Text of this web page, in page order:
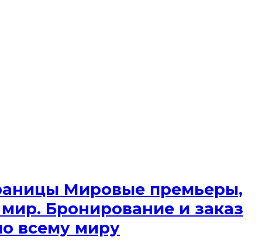
Мировые премьеры,
Бронирование и заказ
всему миру